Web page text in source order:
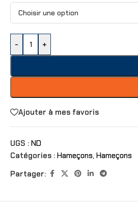
- +
Ajouter à mes favoris
UGS : ND
Catégories : Hameçons, Hameçons
Partager: